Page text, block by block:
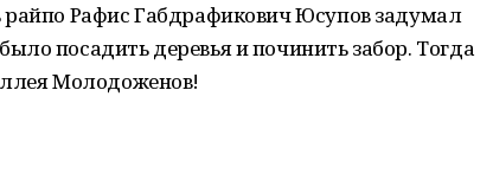
Рафис Габдрафикович Юсупов задумал
посадить деревья и починить забор. Тогда
Молодоженов!